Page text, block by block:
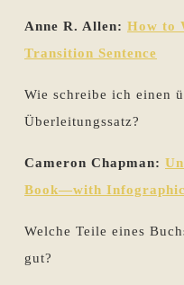
Anne R. Allen: How to
Transition Sentence
Wie schreibe ich einen
Überleitungssatz?
Cameron Chapman:
Book—with Infographic
Welche Teile eines
gut?